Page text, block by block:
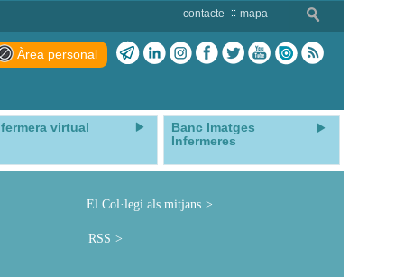
contacte mapa
Àrea personal
virtual
Banc Imatges
Infermeres
El Col·legi als mitjans
RSS